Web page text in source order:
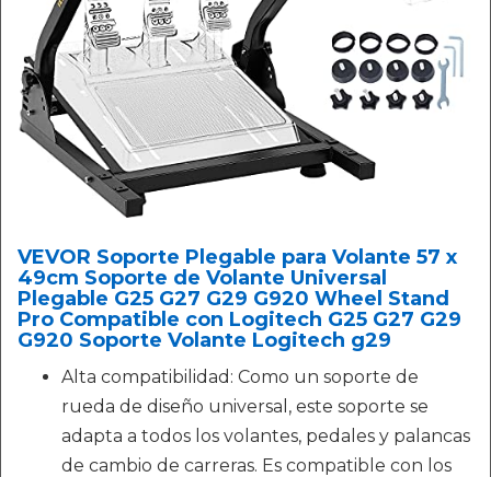
VEVOR Soporte Plegable para Volante 57 x
49cm Soporte de Volante Universal
Plegable G25 G27 G29 G920 Wheel Stand
Pro Compatible con Logitech G25 G27 G29
G920 Soporte Volante Logitech g29
Alta compatibilidad: Como un soporte de
rueda de diseño universal, este soporte se
adapta a todos los volantes, pedales y palancas
de cambio de carreras. Es compatible con los